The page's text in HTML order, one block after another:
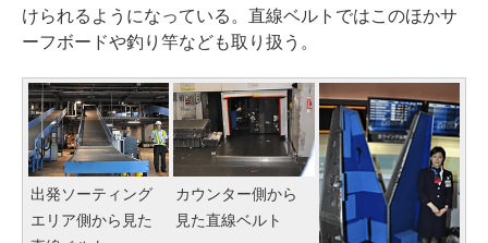
けられるようになっている。直線ベルトではこのほかサ
ーフボードや釣り竿なども取り扱う。
出発ソーティング
エリア側から見た
カウンター側から
見た直線ベルト